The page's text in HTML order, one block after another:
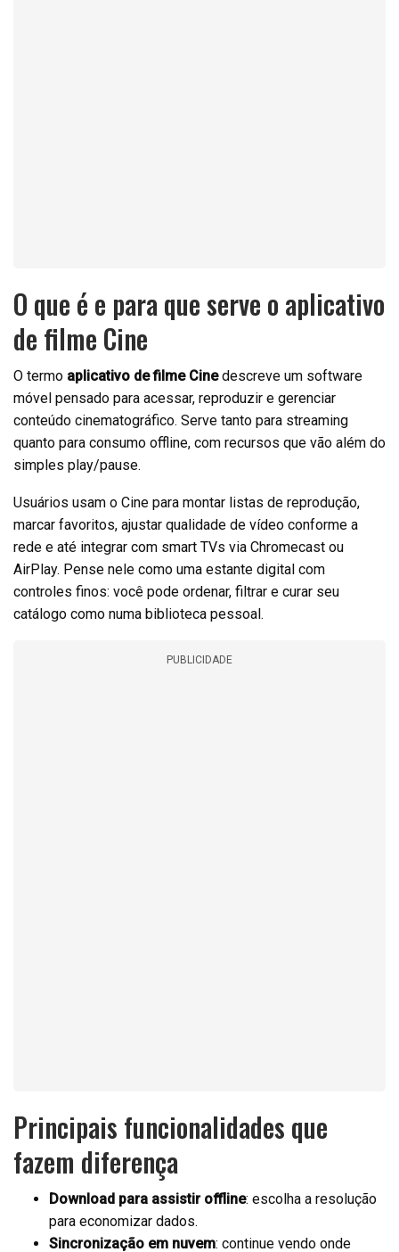
O que é e para que serve o aplicativo
de filme Cine
O termo aplicativo de filme Cinedescreve um software
móvel pensado para acessar, reproduzir e gerenciar
conteúdo cinematográfico. Serve tanto para streaming
quanto para consumo offline, com recursos que vão além do
simples play/pause.
Usuários usam o Cine para montar listas de reprodução,
marcar favoritos, ajustar qualidade de vídeo conforme a
rede e até integrar com smart TVs via Chromecast ou
AirPlay. Pense nele como uma estante digital com
controles finos: você pode ordenar, filtrar e curar seu
catálogo como numa biblioteca pessoal.
PUBLICIDADE
Principais funcionalidades que
fazem diferença
Download para assistir offline: escolha a resolução
para economizar dados.
Sincronização em nuvem: continue vendo onde